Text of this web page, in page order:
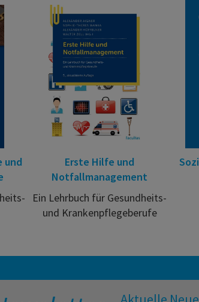
und
Erste Hilfe und
Notfallmanagement
Ein Lehrbuch für Gesundheits-
und Krankenpflegeberufe